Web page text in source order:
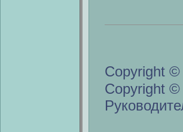
Copyright ©
Copyright